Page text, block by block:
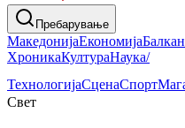
Пребарување
МакедонијаЕкономијаБалкан
ХроникаКултураНаука/
ТехнологијаСценаСпорт
Свет